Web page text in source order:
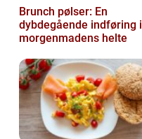
Brunch pølser: En
dybdegående indføring i
morgenmadens helte